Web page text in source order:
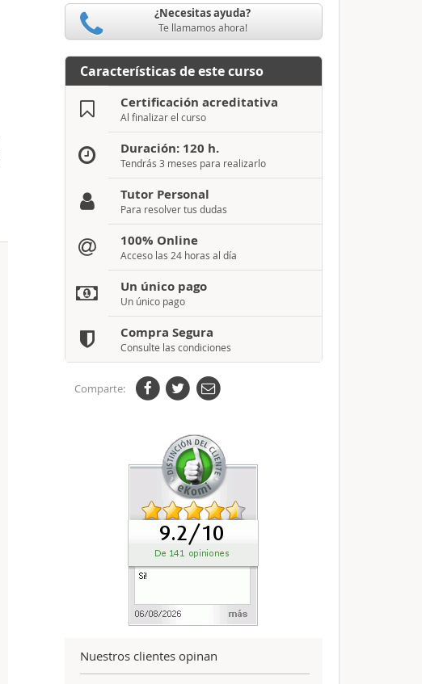
¿Necesitas ayuda?
Te llamamos ahora!
Características de este curso
Certificación acreditativa
Al finalizar el curso
Duración: 120 h.
Tendrás 3 meses para realizarlo
Tutor Personal
Para resolver tus dudas
100% Online
Acceso las 24 horas al día
Un único pago
Un único pago
Compra Segura
Consulte las condiciones
Comparte:
Nuestros clientes opinan